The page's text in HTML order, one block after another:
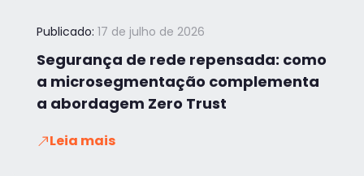
Publicado: 17 de julho de 2026
Segurança de rede repensada: como
a microsegmentação complementa
a abordagem Zero Trust
Leia mais